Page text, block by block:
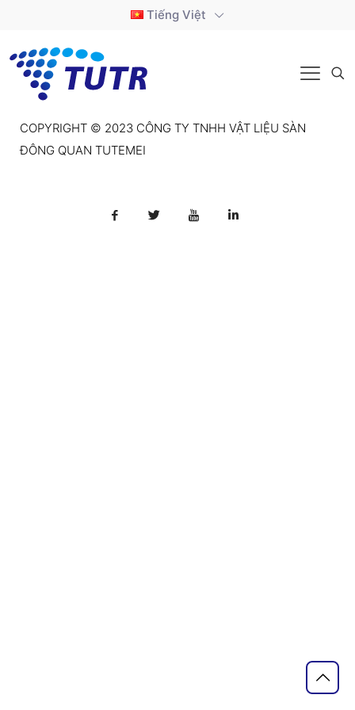
Tiếng Việt
COPYRIGHT © 2023 CÔNG TY TNHH VẬT LIỆU SÀN
ĐÔNG QUAN TUTEMEI